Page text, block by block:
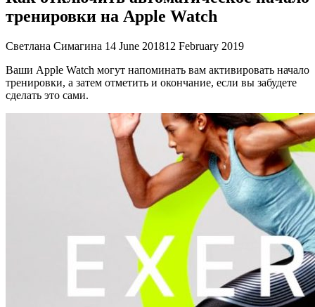
тренировки на Apple Watch
Светлана Симагина 14 June 201812 February 2019
Ваши Apple Watch могут напоминать вам активировать начало
тренировки, а затем отметить и окончание, если вы забудете
сделать это сами.